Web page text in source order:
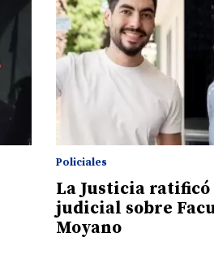
Policiales
La Justicia ratificó
judicial sobre
Moyano